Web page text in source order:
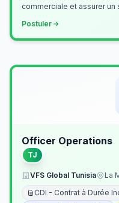
commerciale et assurer
Postuler
Officer Operations
TJ
VFS Global Tunisia
La
CDI - Contrat à Durée